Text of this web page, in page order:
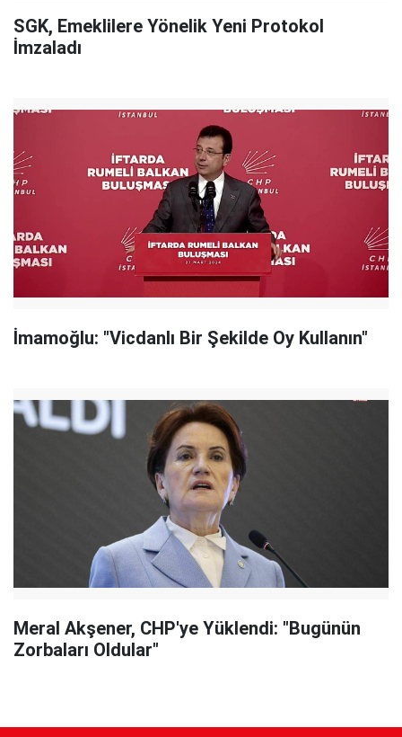
SGK, Emeklilere Yönelik Yeni Protokol
İmzaladı
İmamoğlu: "Vicdanlı Bir Şekilde Oy Kullanın"
Meral Akşener, CHP'ye Yüklendi: "Bugünün
Zorbaları Oldular"